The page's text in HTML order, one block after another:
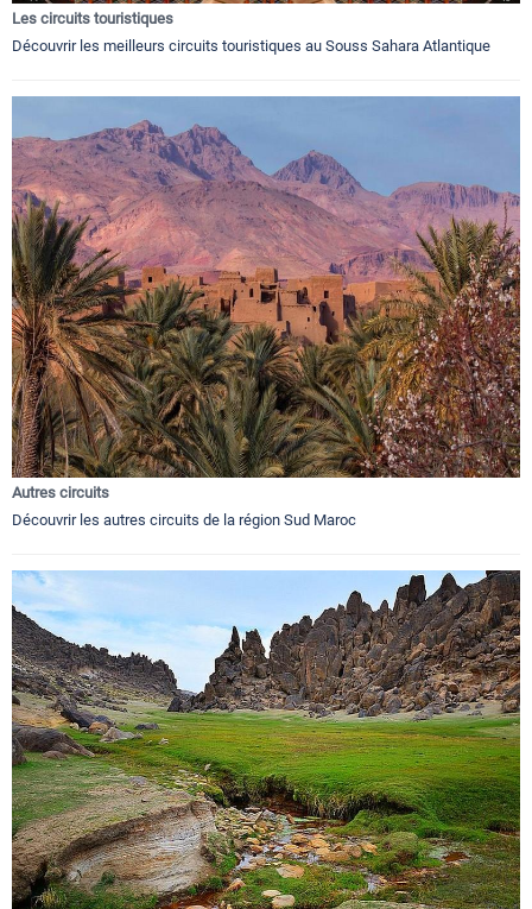
Les circuits touristiques
Découvrir les meilleurs circuits touristiques au Souss Sahara Atlantique
Autres circuits
Découvrir les autres circuits de la région Sud Maroc